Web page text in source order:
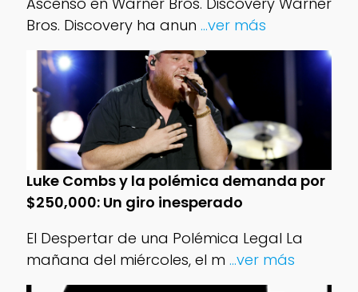
Bros. Discovery ha anun ...ver más
Luke Combs y la polémica demanda por
$250,000: Un giro inesperado
El Despertar de una Polémica Legal La
mañana del miércoles, el m ...ver más